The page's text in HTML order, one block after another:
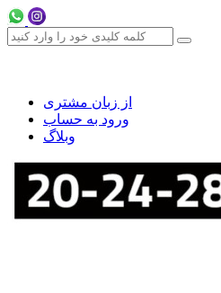
از زبان مشتری
ورود به حساب
وبلاگ